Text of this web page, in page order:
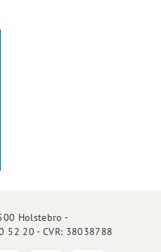
Holstebro -
52 20 - CVR: 38038788